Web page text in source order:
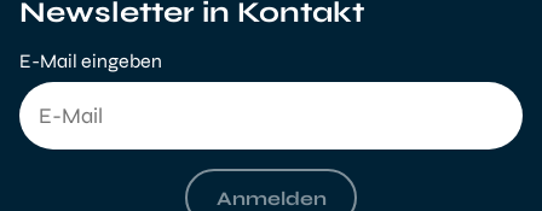
Newsletter in Kontakt
E-Mail eingeben
Anmelden